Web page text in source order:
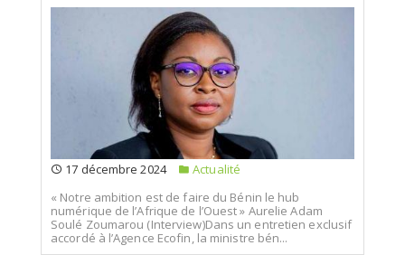
17 décembre 2024
Actualité
« Notre ambition est de faire du Bénin le hub
numérique de l’Afrique de l’Ouest » Aurelie Adam
Soulé Zoumarou (Interview)Dans un entretien exclusif
accordé à l’Agence Ecofin, la ministre bén...